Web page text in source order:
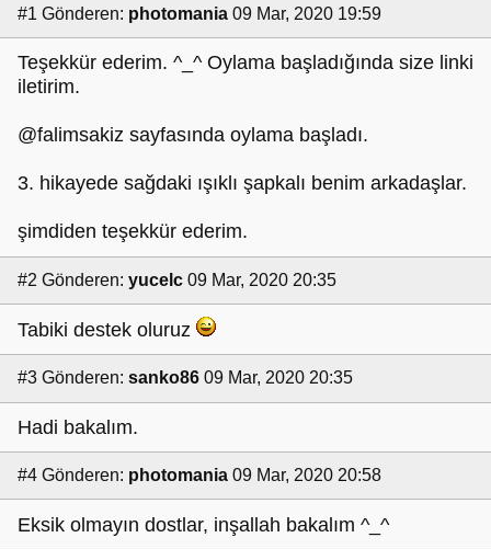
#1 Gönderen: photomania 09 Mar, 2020 19:59
Teşekkür ederim. ^_^ Oylama başladığında size linki
iletirim.
@falimsakiz sayfasında oylama başladı.
3. hikayede sağdaki ışıklı şapkalı benim arkadaşlar.
şimdiden teşekkür ederim.
#2 Gönderen: yucelc 09 Mar, 2020 20:35
Tabiki destek oluruz
#3 Gönderen: sanko86 09 Mar, 2020 20:35
Hadi bakalım.
#4 Gönderen: photomania 09 Mar, 2020 20:58
Eksik olmayın dostlar, inşallah bakalım ^_^